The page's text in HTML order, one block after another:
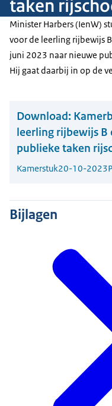
taken
Minister Harbers (IenW)
voor de leerling rijbewijs
juni 2023 naar nieuwe
Hij gaat daarbij in op de
Download:
leerling rijbewijs
publieke taken
Kamerstuk20-10-2023
Bijlagen